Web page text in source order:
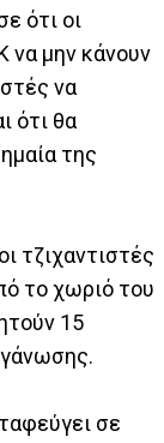
ότι οι
να μην κάνουν
να
ότι θα
της
τζιχαντιστές
το χωριό του
15
σε